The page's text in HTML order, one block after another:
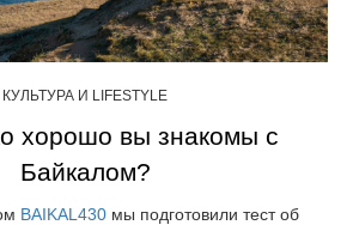
КУЛЬТУРА И LIFESTYLE
хорошо вы знакомы с
Байкалом?
BAIKAL430 мы подготовили тест об